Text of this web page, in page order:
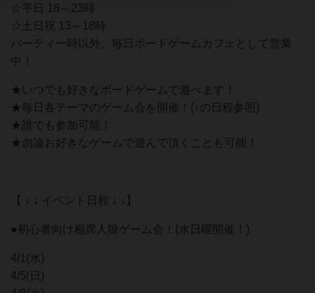
☆平日 18～23時
☆土日祝 13～18時
パーティー時以外、毎日ボードゲームカフェとして営業
中！
★いつでも好きなボードゲームで遊べます！
★毎日各テーマのゲーム会を開催！(↓の日程参照)
★誰でも参加可能！
★勿論お好きなゲームで遊んで頂くことも可能！
【 ↓ ↓ イベント日程 ↓ ↓】
●初心者向け相席人狼ゲーム会！(水日曜開催！)
4/1(水)
4/5(日)